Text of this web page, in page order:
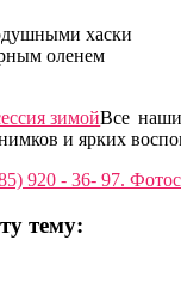
хаски
оленем
Все
и ярких
тему: